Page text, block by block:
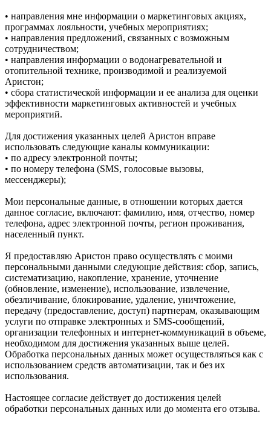
• направления мне информации о маркетинговых акциях,
программах лояльности, учебных мероприятиях;
• направления предложений, связанных с возможным
сотрудничеством;
• направления информации о водонагревательной и
отопительной технике, производимой и реализуемой
Аристон;
• сбора статистической информации и ее анализа для оценки
эффективности маркетинговых активностей и учебных
мероприятий.
Для достижения указанных целей Аристон вправе
использовать следующие каналы коммуникации:
• по адресу электронной почты;
• по номеру телефона (SMS, голосовые вызовы,
мессенджеры);
Мои персональные данные, в отношении которых дается
данное согласие, включают: фамилию, имя, отчество, номер
телефона, адрес электронной почты, регион проживания,
населенный пункт.
Я предоставляю Аристон право осуществлять с моими
персональными данными следующие действия: сбор, запись,
систематизацию, накопление, хранение, уточнение
(обновление, изменение), использование, извлечение,
обезличивание, блокирование, удаление, уничтожение,
передачу (предоставление, доступ) партнерам, оказывающим
услуги по отправке электронных и SMS‑сообщений,
организации телефонных и интернет‑коммуникаций в объеме,
необходимом для достижения указанных выше целей.
Обработка персональных данных может осуществляться как с
использованием средств автоматизации, так и без их
использования.
Настоящее согласие действует до достижения целей
обработки персональных данных или до момента его отзыва.